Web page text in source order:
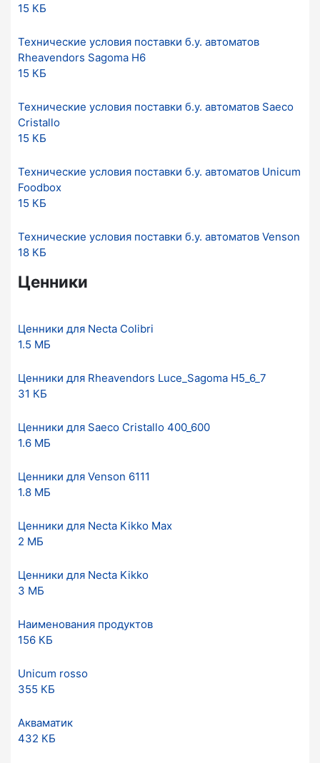
15 КБ
Технические условия поставки б.у. автоматов
Rheavendors Sagoma H6
15 КБ
Технические условия поставки б.у. автоматов Saeco
Cristallo
15 КБ
Технические условия поставки б.у. автоматов Unicum
Foodbox
15 КБ
Технические условия поставки б.у. автоматов Venson
18 КБ
Ценники
Ценники для Necta Colibri
1.5 МБ
Ценники для Rheavendors Luce_Sagoma H5_6_7
31 КБ
Ценники для Saeco Cristallo 400_600
1.6 МБ
Ценники для Venson 6111
1.8 МБ
Ценники для Necta Kikko Max
2 МБ
Ценники для Necta Kikko
3 МБ
Наименования продуктов
156 КБ
Unicum rosso
355 КБ
Акваматик
432 КБ